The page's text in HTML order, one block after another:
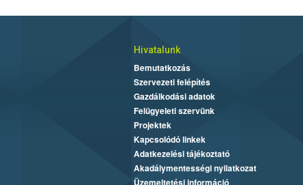
Hivatalunk
Bemutatkozás
Szervezeti felépítés
Gazdálkodási adatok
Felügyeleti szervünk
Projektek
Kapcsolódó linkek
Adatkezelési tájékoztató
Akadálymentességi nyilatkozat
Üzemeltetési információ